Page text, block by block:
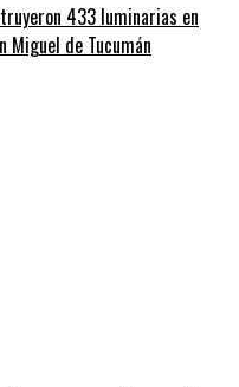
433 luminarias en
Miguel de Tucumán